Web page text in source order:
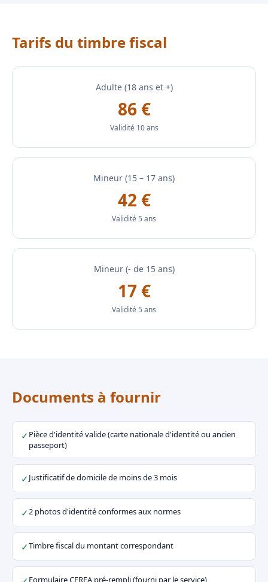
Tarifs du timbre fiscal
Adulte (18 ans et +)
86 €
Validité 10 ans
Mineur (15 – 17 ans)
42 €
Validité 5 ans
Mineur (- de 15 ans)
17 €
Validité 5 ans
Documents à fournir
✓ Pièce d'identité valide (carte nationale d'identité ou ancien
passeport)
✓Justificatif de domicile de moins de 3 mois
✓2 photos d'identité conformes aux normes
✓Timbre fiscal du montant correspondant
Formulaire CERFA pré-rempli (fourni par le service)